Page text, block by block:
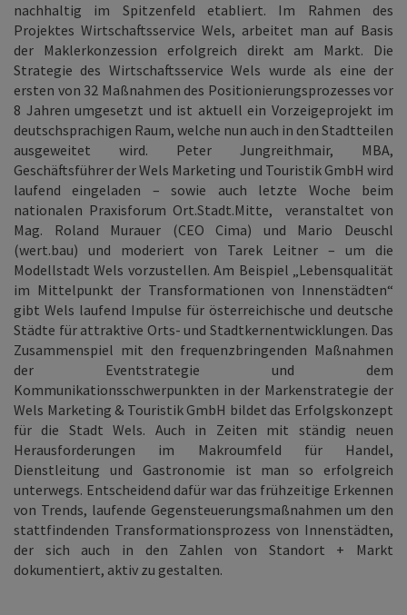
nachhaltig im Spitzenfeld etabliert. Im Rahmen des
Projektes Wirtschaftsservice Wels, arbeitet man auf Basis
der Maklerkonzession erfolgreich direkt am Markt. Die
Strategie des Wirtschaftsservice Wels wurde als eine der
ersten von 32 Maßnahmen des Positionierungsprozesses vor
8 Jahren umgesetzt und ist aktuell ein Vorzeigeprojekt im
deutschsprachigen Raum, welche nun auch in den Stadtteilen
ausgeweitet wird. Peter Jungreithmair, MBA,
Geschäftsführer der Wels Marketing und Touristik GmbH wird
laufend eingeladen – sowie auch letzte Woche beim
nationalen Praxisforum Ort.Stadt.Mitte, veranstaltet von
Mag. Roland Murauer (CEO Cima) und Mario Deuschl
(wert.bau) und moderiert von Tarek Leitner – um die
Modellstadt Wels vorzustellen. Am Beispiel „Lebensqualität
im Mittelpunkt der Transformationen von Innenstädten“
gibt Wels laufend Impulse für österreichische und deutsche
Städte für attraktive Orts- und Stadtkernentwicklungen. Das
Zusammenspiel mit den frequenzbringenden Maßnahmen
der Eventstrategie und dem
Kommunikationsschwerpunkten in der Markenstrategie der
Wels Marketing & Touristik GmbH bildet das Erfolgskonzept
für die Stadt Wels. Auch in Zeiten mit ständig neuen
Herausforderungen im Makroumfeld für Handel,
Dienstleitung und Gastronomie ist man so erfolgreich
unterwegs. Entscheidend dafür war das frühzeitige Erkennen
von Trends, laufende Gegensteuerungsmaßnahmen um den
stattfindenden Transformationsprozess von Innenstädten,
der sich auch in den Zahlen von Standort + Markt
dokumentiert, aktiv zu gestalten.